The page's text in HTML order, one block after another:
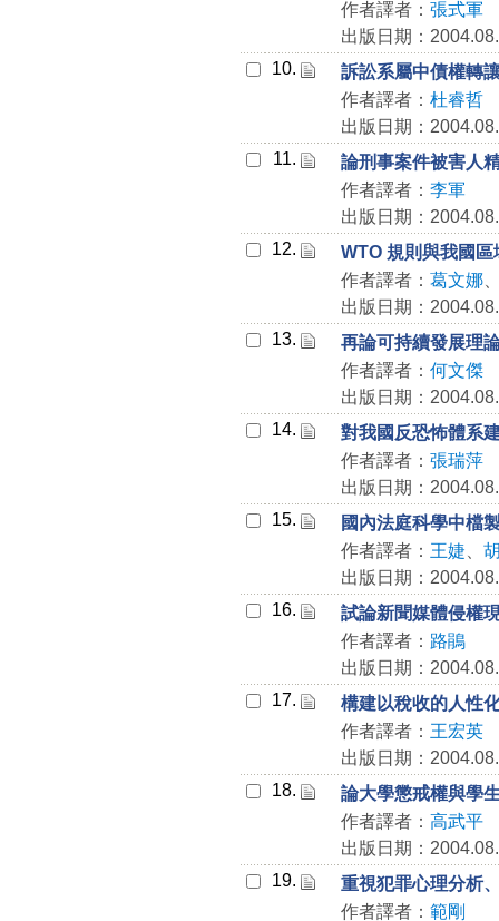
作者譯者： 張式軍
出版日期：
10.
訴訟系屬中債權轉
作者譯者： 杜睿哲
出版日期：
11.
論刑事案件被害人
作者譯者： 李軍
出版日期：
12.
WTO 規則與我國
作者譯者： 葛文娜
出版日期：
13.
再論可持續發展理
作者譯者： 何文傑
出版日期：
14.
對我國反恐怖體系
作者譯者： 張瑞萍
出版日期：
15.
國內法庭科學中檔
作者譯者： 王婕
出版日期：
16.
試論新聞媒體侵權
作者譯者： 路鵑
出版日期：
17.
構建以稅收的人性
作者譯者： 王宏英
出版日期：
18.
論大學懲戒權與學
作者譯者： 高武平
出版日期：
19.
重視犯罪心理分析
作者譯者： 範剛